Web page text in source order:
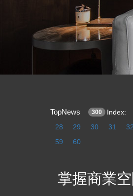
TopNews 300 Index:
28
29 30 31 32
59
60
掌握商業